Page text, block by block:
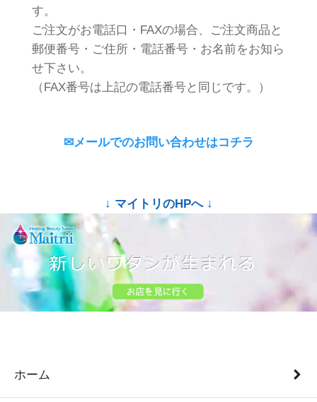
す。
ご注文がお電話口・FAXの場合、ご注文商品と
郵便番号・ご住所・電話番号・お名前をお知ら
せ下さい。
（FAX番号は上記の電話番号と同じです。）
✉メールでのお問い合わせはコチラ
↓ マイトリのHPへ ↓
ホーム